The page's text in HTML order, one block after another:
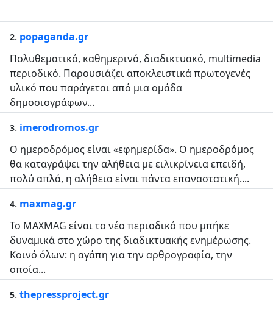
2. popaganda.gr
Πολυθεματικό, καθημερινό, διαδικτυακό, multimedia
περιοδικό. Παρουσιάζει αποκλειστικά πρωτογενές
υλικό που παράγεται από μια ομάδα
δημοσιογράφων...
3. imerodromos.gr
Ο ημεροδρόμος είναι «εφημερίδα». Ο ημεροδρόμος
θα καταγράψει την αλήθεια με ειλικρίνεια επειδή,
πολύ απλά, η αλήθεια είναι πάντα επαναστατική....
4. maxmag.gr
Το MAXMAG είναι το νέο περιοδικό που μπήκε
δυναμικά στο χώρο της διαδικτυακής ενημέρωσης.
Κοινό όλων: η αγάπη για την αρθρογραφία, την
οποία...
5. thepressproject.gr